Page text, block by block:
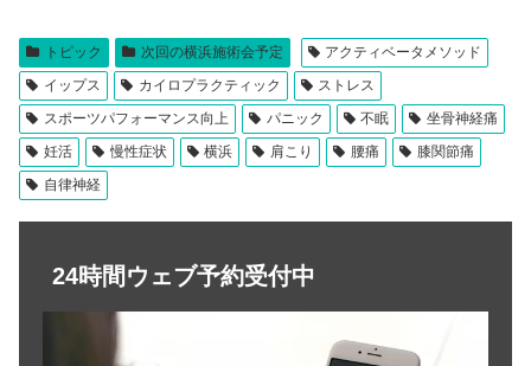
トピック 次回の横浜施術会予定
アクティベータメソッド
イップス
カイロプラクティック
ストレス
スポーツパフォーマンス向上
パニック 不眠
坐骨神経痛
妊活
慢性症状 横浜 肩こり 腰痛
膝関節痛
自律神経
24時間ウェブ予約受付中